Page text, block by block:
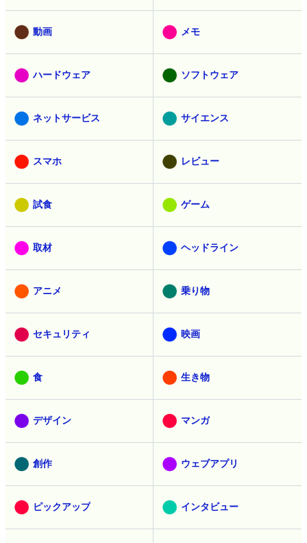
動画 メモ
ハードウェア ソフトウェア
ネットサービス サイエンス
スマホ レビュー
試食 ゲーム
取材 ヘッドライン
アニメ 乗り物
セキュリティ 映画
食 生き物
デザイン マンガ
創作 ウェブアプリ
ピックアップ インタビュー